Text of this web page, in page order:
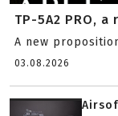
TP-5A2 PRO,
A new
03.08.2026